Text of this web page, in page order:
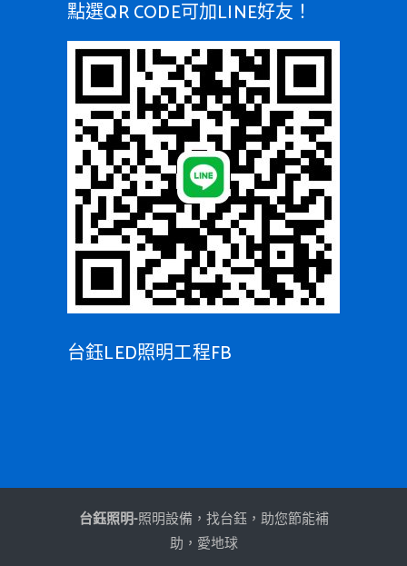
點選QR CODE可加LINE好友！
台鈺LED照明工程FB
台鈺照明-照明設備，找台鈺，助您節能補
助，愛地球